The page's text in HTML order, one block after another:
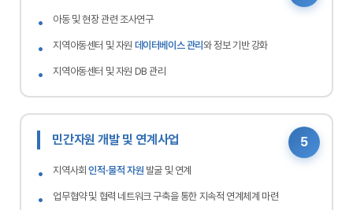
아동 및 현장 관련 조사연구
지역아동센터 및 자원 데이터베이스 관리와 정보 기반 강화
지역아동센터 및 자원 DB 관리
5
민간자원 개발 및 연계사업
지역사회인적·물적 자원 발굴 및 연계
업무협약 및 협력 네트워크 구축을 통한 지속적 연계체계 마련